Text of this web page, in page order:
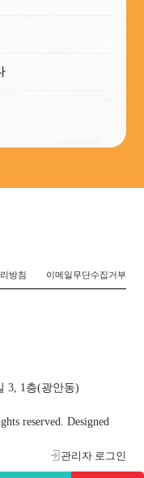
방침 이메일무단수집거부
3, 1층(광안동)
reserved. Designed
관리자 로그인